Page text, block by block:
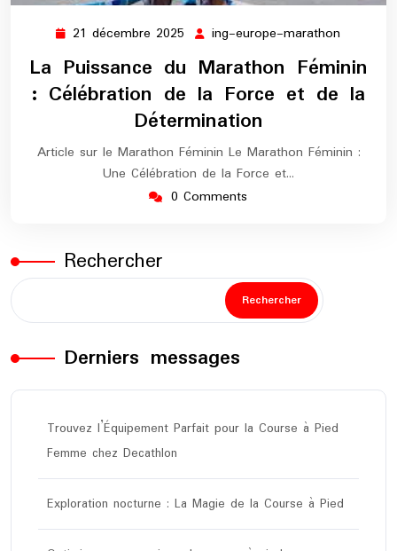
21 décembre 2025 21
décembre
2025
ing-europe-marathon
europe-
marathon
La Puissance du Marathon Féminin
: Célébration de la Force et de la
Détermination
Article sur le Marathon Féminin Le Marathon Féminin :
Une Célébration de la Force et…
0 Comments
Rechercher
Rechercher
Derniers messages
Trouvez l’Équipement Parfait pour la Course à Pied
Femme chez Decathlon
Exploration nocturne : La Magie de la Course à Pied